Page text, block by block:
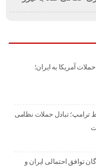
آمریکا به ایران؛
ترامپ؛ تبادل حملات نظامی
توافق احتمالی ایران و